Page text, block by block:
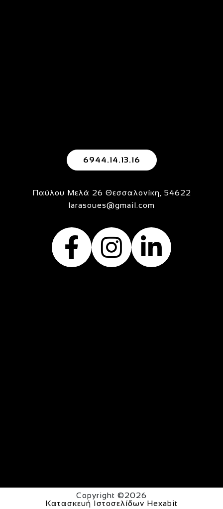
6944.14.13.16
Παύλου Μελά 26 Θεσσαλονίκη, 54622
larasoues@gmail.com
ψυχολογοσ
Copyright ©2026
Κατασκευή Ιστοσελίδων Hexabit